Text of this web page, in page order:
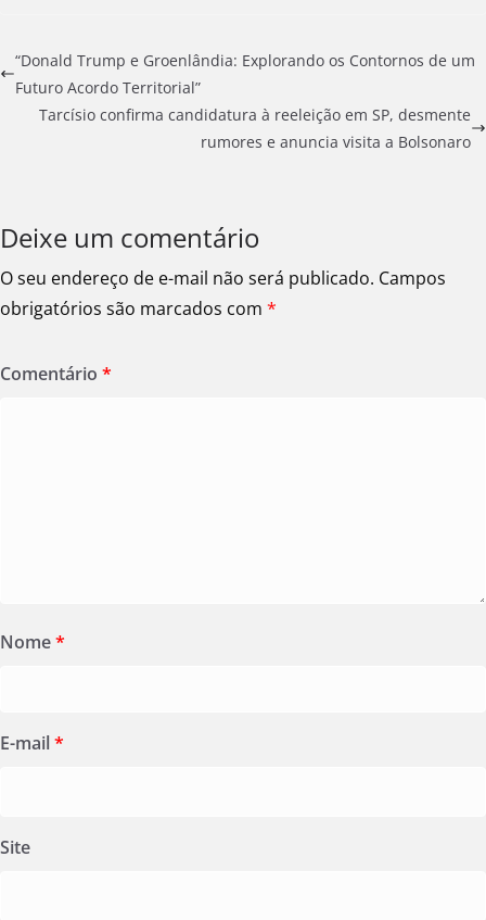
“Donald Trump e Groenlândia: Explorando os Contornos de um
Futuro Acordo Territorial”
Tarcísio confirma candidatura à reeleição em SP, desmente
rumores e anuncia visita a Bolsonaro
Deixe um comentário
O seu endereço de e-mail não será publicado. Campos
obrigatórios são marcados com *
Comentário *
Nome*
E-mail*
Site